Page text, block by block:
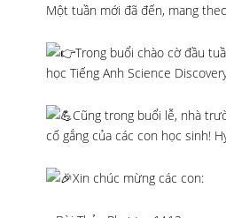
Một tuần mới đã đến, mang
Trong buổi chào cờ đầu
học Tiếng Anh Science
Cũng trong buổi lễ, nhà
cố gắng của các con học sinh!
Xin chúc mừng các con: